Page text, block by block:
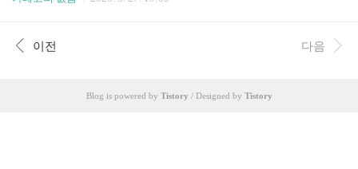
대비 높은 승인율각 P2P 대출 상품..
용하고 있습니다. 이러한 상황에서 과거 고금리 대출이나 다중 채무
로 어려움을 겪던 이들에게 1금융권 은행은 상대적으로 낮은 금리와
율) 규제를 강화하고, 1금융권을 통한 대환대출 상품을 적극적으로
이전 다음
Blog is powered by Tistory / Designed by Tistory